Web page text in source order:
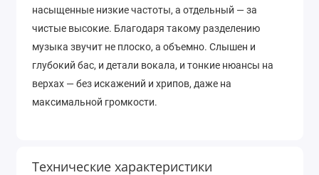
насыщенные низкие частоты, а отдельный — за
чистые высокие. Благодаря такому разделению
музыка звучит не плоско, а объемно. Слышен и
глубокий бас, и детали вокала, и тонкие нюансы на
верхах — без искажений и хрипов, даже на
максимальной громкости.
Технические характеристики